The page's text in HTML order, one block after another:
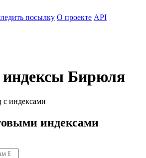
посылку О проекте API
Бирюля
с индексами
индексами